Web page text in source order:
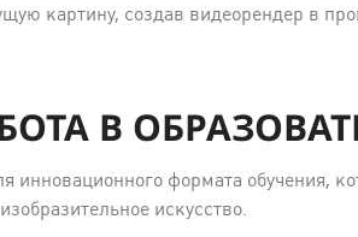
картину, создав видеорендер в
В
инновационного формата обучения,
искусство.